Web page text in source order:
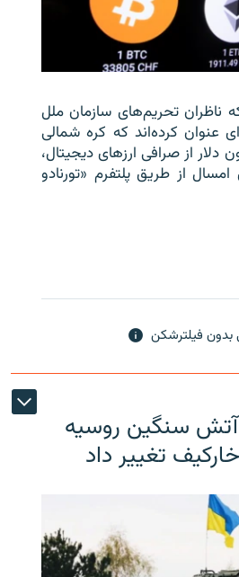
ناظران تحریم‌های سازمان ملل
عنوان کرده‌اند که کره شمالی
۱۴۷.۵ میلیون دلار از صرافی ارزهای دیجیتال،
از طریق پلتفرم «تورنادو
فیلترشکن
آتش سنگین روسیه
تغییر داد